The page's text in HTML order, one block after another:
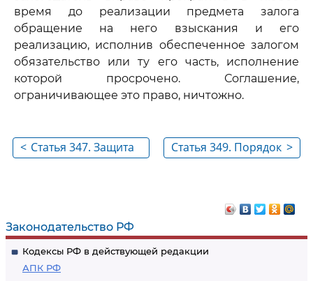
Законодательство РФ
Кодексы РФ в действующей редакции
АПК РФ
время до реализации предмета залога
обращение на него взыскания и его
реализацию, исполнив обеспеченное залогом
обязательство или ту его часть, исполнение
которой просрочено. Соглашение,
ограничивающее это право, ничтожно.
< Статья 347. Защита
>
Статья 349. Порядок
заложенное
имущество